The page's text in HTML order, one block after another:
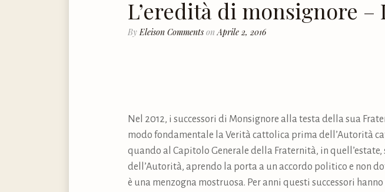
L’eredità di monsignore –
By Eleison Comments on Aprile 2, 2016
Nel 2012, i successori di Monsignore alla testa della sua
modo fondamentale la Verità cattolica prima dell’Autorità
quando al Capitolo Generale della Fraternità, in
dell’Autorità, aprendo la porta a un accordo politico e non
è una menzogna mostruosa. Per anni questi successori